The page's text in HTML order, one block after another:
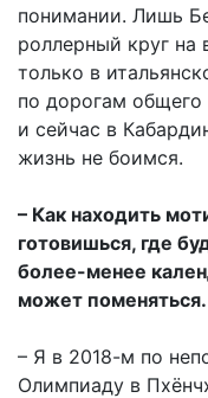
понимании. Лишь
роллерный круг на
только в
по дорогам общего
и сейчас в
жизнь не боимся.
– Как находить
готовишься, где
более-менее
может поменяться.
– Я в 2018-м по
Олимпиаду в